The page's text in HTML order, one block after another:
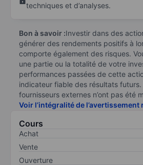
techniques et d’analyses.
Bon à savoir :Investir dans des
générer des rendements positifs à
comporte également des risques.
une partie ou la totalité de votre
performances passées de cette
indicateur fiable des résultats
fournisseurs externes n’ont pas été
Voir l’intégralité de
Cours
Achat
Vente
Ouverture